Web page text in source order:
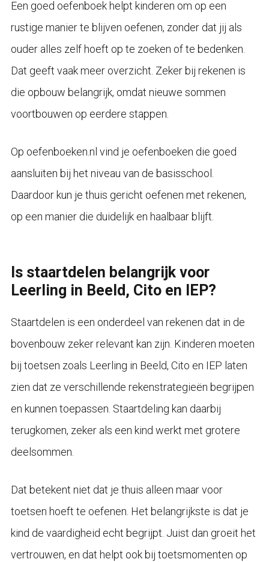
Een goed oefenboek helpt kinderen om op een
rustige manier te blijven oefenen, zonder dat jij als
ouder alles zelf hoeft op te zoeken of te bedenken.
Dat geeft vaak meer overzicht. Zeker bij rekenen is
die opbouw belangrijk, omdat nieuwe sommen
voortbouwen op eerdere stappen.
Op oefenboeken.nl vind je oefenboeken die goed
aansluiten bij het niveau van de basisschool.
Daardoor kun je thuis gericht oefenen met rekenen,
op een manier die duidelijk en haalbaar blijft.
Is staartdelen belangrijk voor
Leerling in Beeld, Cito en IEP?
Staartdelen is een onderdeel van rekenen dat in de
bovenbouw zeker relevant kan zijn. Kinderen moeten
bij toetsen zoals Leerling in Beeld, Cito en IEP laten
zien dat ze verschillende rekenstrategieën begrijpen
en kunnen toepassen. Staartdeling kan daarbij
terugkomen, zeker als een kind werkt met grotere
deelsommen.
Dat betekent niet dat je thuis alleen maar voor
toetsen hoeft te oefenen. Het belangrijkste is dat je
kind de vaardigheid echt begrijpt. Juist dan groeit het
vertrouwen, en dat helpt ook bij toetsmomenten op